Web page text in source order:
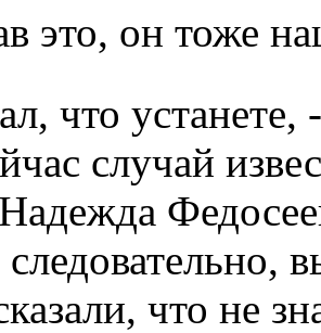
это, он тоже
что
случай
что не